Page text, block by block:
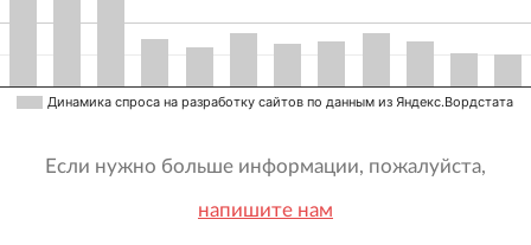
Динамика спроса на разработку сайтов по данным из Яндекс.Вордстата
Если нужно больше информации, пожалуйста,
напишите нам